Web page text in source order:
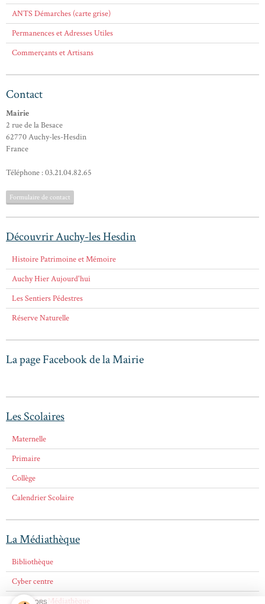
ANTS Démarches (carte grise)
Permanences et Adresses Utiles
Commerçants et Artisans
Contact
Mairie
2 rue de la Besace
62770 Auchy-les-Hesdin
France
Téléphone : 03.21.04.82.65
Formulaire de contact
Découvrir Auchy-les Hesdin
Histoire Patrimoine et Mémoire
Auchy Hier Aujourd'hui
Les Sentiers Pédestres
Réserve Naturelle
La page Facebook de la Mairie
Les Scolaires
Maternelle
Primaire
Collège
Calendrier Scolaire
La Médiathèque
Bibliothèque
Cyber centre
Amis de la Médiathèque
SPONSORS